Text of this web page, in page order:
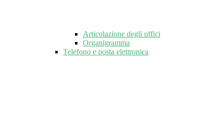
Articolazione degli uffici
Organigramma
Telefono e posta elettronica